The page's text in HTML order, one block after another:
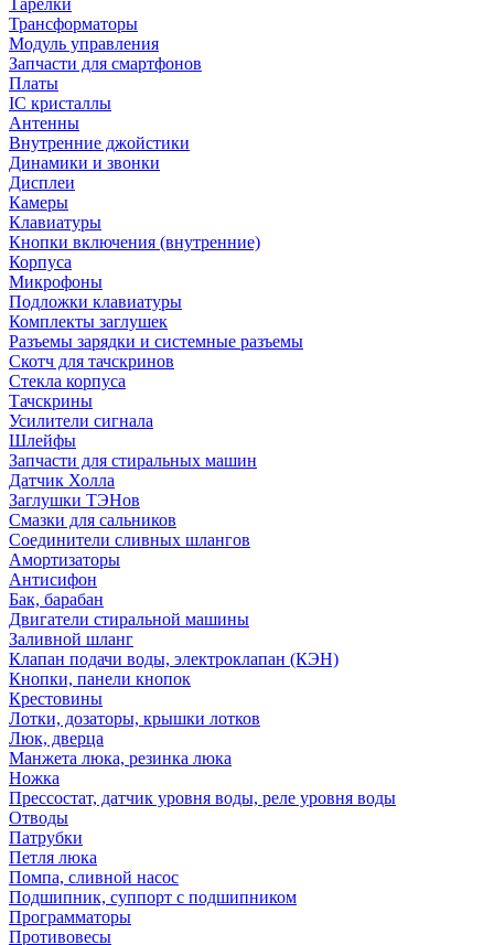
Тарелки
Трансформаторы
Модуль управления
Запчасти для смартфонов
Платы
IC кристаллы
Антенны
Внутренние джойстики
Динамики и звонки
Дисплеи
Камеры
Клавиатуры
Кнопки включения (внутренние)
Корпуса
Микрофоны
Подложки клавиатуры
Комплекты заглушек
Разъемы зарядки и системные разъемы
Скотч для тачскринов
Стекла корпуса
Тачскрины
Усилители сигнала
Шлейфы
Запчасти для стиральных машин
Датчик Холла
Заглушки ТЭНов
Смазки для сальников
Соединители сливных шлангов
Амортизаторы
Антисифон
Бак, барабан
Двигатели стиральной машины
Заливной шланг
Клапан подачи воды, электроклапан (КЭН)
Кнопки, панели кнопок
Крестовины
Лотки, дозаторы, крышки лотков
Люк, дверца
Манжета люка, резинка люка
Ножка
Прессостат, датчик уровня воды, реле уровня воды
Отводы
Патрубки
Петля люка
Помпа, сливной насос
Подшипник, суппорт с подшипником
Программаторы
Противовесы